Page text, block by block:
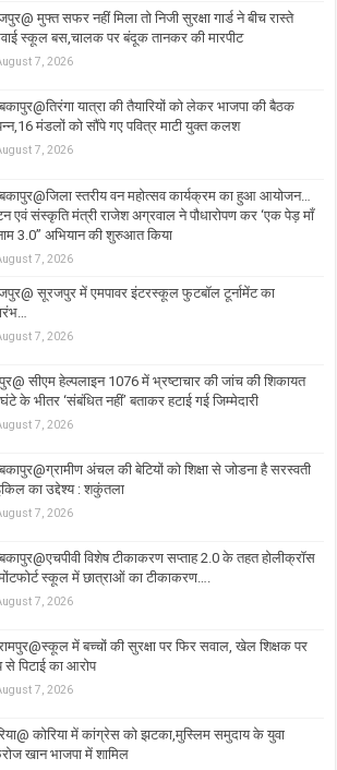
मुफ्त सफर नहीं मिला तो निजी सुरक्षा गार्ड ने बीच रास्ते
स्कूल बस,चालक पर बंदूक तानकर की मारपीट
7, 2026
यात्रा की तैयारियों को लेकर भाजपा की बैठक
मंडलों को सौंपे गए पवित्र माटी युक्त कलश
7, 2026
स्तरीय वन महोत्सव कार्यक्रम का हुआ आयोजन…
एवं संस्कृति मंत्री राजेश अग्रवाल ने पौधारोपण कर ‘एक पेड़ माँ
3.0’’ अभियान की शुरुआत किया
7, 2026
सूरजपुर में एमपावर इंटरस्कूल फुटबॉल टूर्नामेंट का
7, 2026
सीएम हेल्पलाइन 1076 में भ्रष्टाचार की जांच की शिकायत
के भीतर ‘संबंधित नहीं’ बताकर हटाई गई जिम्मेदारी
7, 2026
अंचल की बेटियों को शिक्षा से जोडना है सरस्वती
का उद्देश्य : शकुंतला
7, 2026
विशेष टीकाकरण सप्ताह 2.0 के तहत होलीक्रॉस
स्कूल में छात्राओं का टीकाकरण….
7, 2026
में बच्चों की सुरक्षा पर फिर सवाल, खेल शिक्षक पर
से पिटाई का आरोप
7, 2026
कोरिया में कांग्रेस को झटका,मुस्लिम समुदाय के युवा
खान भाजपा में शामिल